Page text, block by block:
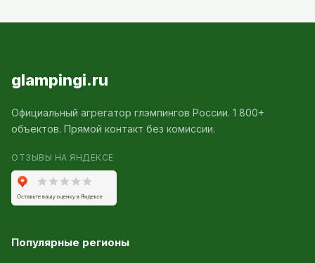
glampingi.ru
Официальный агрегатор глэмпингов России. 1 800+
объектов. Прямой контакт без комиссии.
ОТЗЫВЫ НА ЯНДЕКСЕ
Популярные регионы